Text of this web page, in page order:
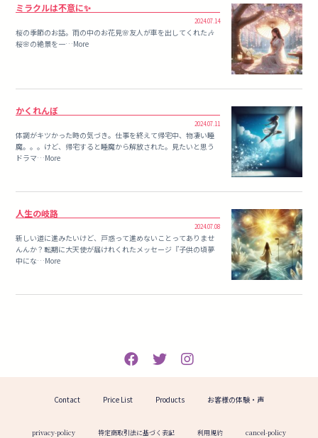
ミラクルは不意に✨
2024.07.14
桜の季節のお話。雨の中のお花見🌸友人が車を出してくれた🎶
桜🌸の絶景を一…More
かくれんぼ
2024.07.11
体調がキツかった時の気づき。仕事を終えて帰宅中、物凄い睡
魔。。。けど、帰宅すると睡魔から解放された。見たいと思う
ドラマ…More
人生の岐路
2024.07.08
新しい道に進みたいけど、戸惑って進めないことってありませ
んんか？転期に大天使が届けれくれたメッセージ『子供の頃夢
中にな…More
Contact Price List Products お客様の体験・声
privacy-policy 特定商取引法に基づく表記 利用規約 cancel-policy